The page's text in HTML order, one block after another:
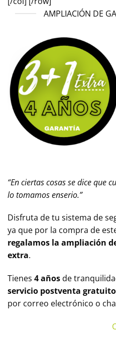
AMPLIACIÓN DE
“En ciertas cosas se dice que
lo tomamos enserio.”
Disfruta de tu sistema de
ya que por la compra de este
regalamos la ampliación
extra.
Tienes 4 añosde
servicio postventa gratuito
por correo electrónico o